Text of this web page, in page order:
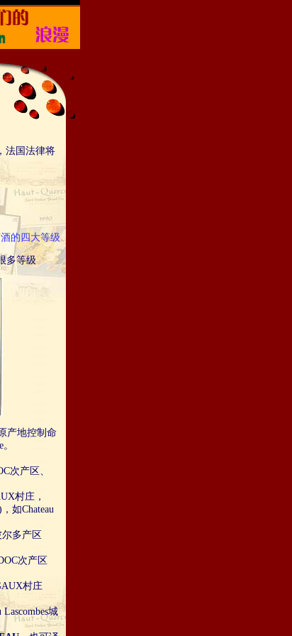
法国法律将
的四大等级
多等级
产地控制命
次产区、
村庄，
如Chateau
多产区
次产区
村庄
城